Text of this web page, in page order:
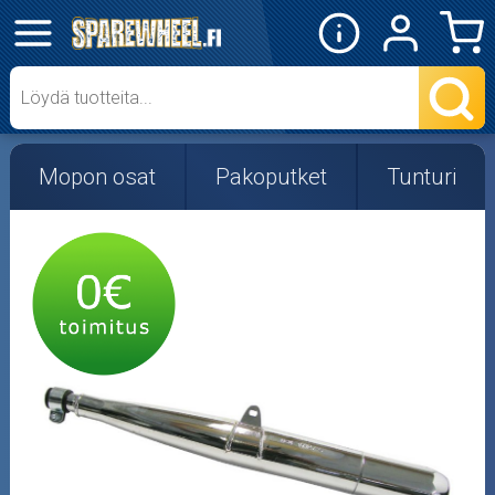
✕
Mopon osat
Skootterin osat
Crossipyörän osat
Moottoripyörän osat
Moottorikelkan osat
Mopoauton osat
Mönkijän osat
Mopon osat Pakoputket Tunturi